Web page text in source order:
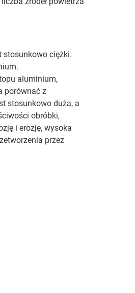
stosunkowo ciężki.
aluminium,
porównać z
stosunkowo duża, a
obróbki,
i erozję, wysoka
przez